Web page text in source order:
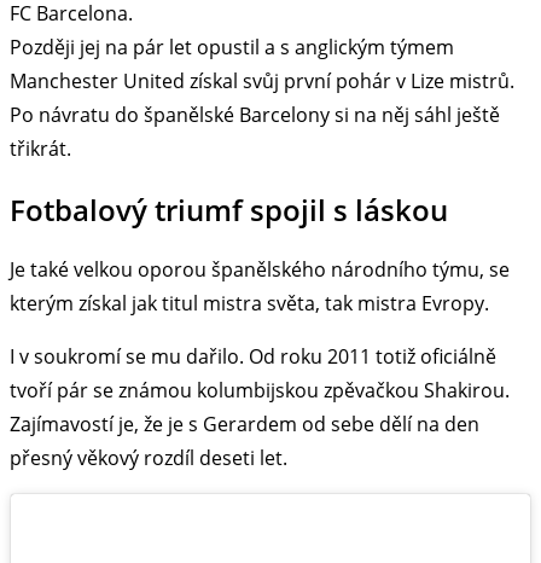
FC Barcelona.
Později jej na pár let opustil a s anglickým týmem
Manchester United získal svůj první pohár v Lize mistrů.
Po návratu do španělské Barcelony si na něj sáhl ještě
třikrát.
Fotbalový triumf spojil s láskou
Je také velkou oporou španělského národního týmu, se
kterým získal jak titul mistra světa, tak mistra Evropy.
I v soukromí se mu dařilo. Od roku 2011 totiž oficiálně
tvoří pár se známou kolumbijskou zpěvačkou Shakirou.
Zajímavostí je, že je s Gerardem od sebe dělí na den
přesný věkový rozdíl deseti let.